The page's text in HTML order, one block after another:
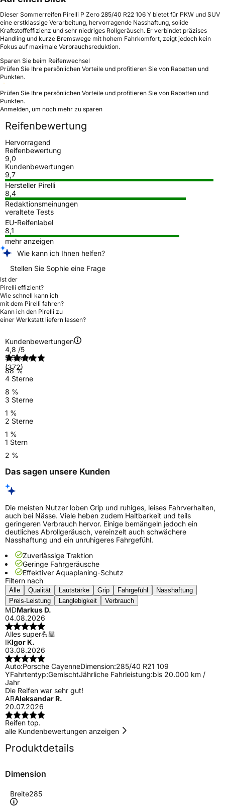
Dieser Sommerreifen Pirelli P Zero 285/40 R22 106 Y bietet für PKW und SUV
eine erstklassige Verarbeitung, hervorragende Nasshaftung, solide
Kraftstoffeffizienz und sehr niedriges Rollgeräusch. Er verbindet präzises
Handling und kurze Bremswege mit hohem Fahrkomfort, zeigt jedoch kein
Fokus auf maximale Verbrauchsreduktion.
Sparen Sie beim Reifenwechsel
Prüfen Sie Ihre persönlichen Vorteile und profitieren Sie von Rabatten und
Punkten.
Prüfen Sie Ihre persönlichen Vorteile und profitieren Sie von Rabatten und
Punkten.
Anmelden, um noch mehr zu sparen
Reifenbewertung
Hervorragend
Reifenbewertung
9,0
Kundenbewertungen
9,7
Hersteller Pirelli
8,4
Redaktionsmeinungen
veraltete Tests
EU-Reifenlabel
8,1
mehr anzeigen
Wie kann ich Ihnen helfen?
Stellen Sie Sophie eine Frage
Ist der
Pirelli effizient?
Wie schnell kann ich
mit dem Pirelli fahren?
Kann ich den Pirelli zu
einer Werkstatt liefern lassen?
Kundenbewertungen
4,8 /5
(372)
5 Sterne
88 %
4 Sterne
8 %
3 Sterne
1 %
2 Sterne
1 %
1 Stern
2 %
Das sagen unsere Kunden
Die meisten Nutzer loben Grip und ruhiges, leises Fahrverhalten,
auch bei Nässe. Viele heben zudem Haltbarkeit und teils
geringeren Verbrauch hervor. Einige bemängeln jedoch ein
deutliches Abrollgeräusch, vereinzelt auch schwächere
Nasshaftung und ein unruhigeres Fahrgefühl.
Zuverlässige Traktion
Geringe Fahrgeräusche
Effektiver Aquaplaning-Schutz
Filtern nach
Alle Qualität Lautstärke Grip Fahrgefühl
Nasshaftung
Preis-Leistung
Langlebigkeit Verbrauch
MDMarkus D.
04.08.2026
Alles super💪🏼
IKIgor K.
03.08.2026
Auto:Porsche CayenneDimension:285/40 R21 109
YFahrtentyp:GemischtJährliche Fahrleistung:bis 20.000 km /
Jahr
Die Reifen war sehr gut!
ARAleksandar R.
20.07.2026
Reifen top.
alle Kundenbewertungen anzeigen
Produktdetails
Dimension
Breite285